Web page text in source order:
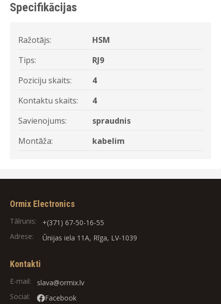
Specifikācijas
Ražotājs:
HSM
Tips:
RJ9
Poziciju skaits:
4
Kontaktu skaits:
4
Savienojums:
spraudnis
Montāža:
kabelim
Ormix Electronics
Tālrunis:
+(371) 67-50-16-55
Adrese:
Ūnijas iela 11A, Rīga, LV-1039
Kontakti
E-mail:
slava@ormix.lv
Social:
Facebook